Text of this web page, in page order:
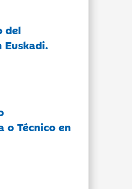
del
o Técnico en